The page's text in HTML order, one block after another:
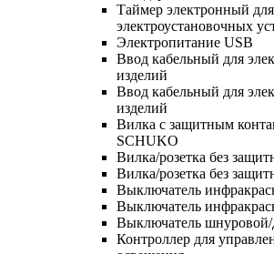
Таймер электронный для
электроустановочных
Электропитание USB
Ввод кабельный для
изделий
Ввод кабельный для
изделий
Вилка с защитным
SCHUKO
Вилка/розетка без
Вилка/розетка без
Выключатель
Выключатель
Выключатель
Контроллер для